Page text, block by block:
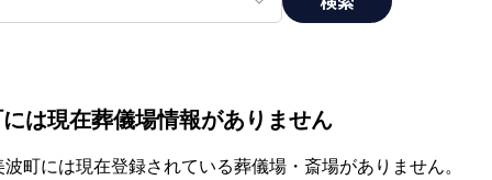
には現在葬儀場情報がありません
波町には現在登録されている葬儀場・斎場がありません。